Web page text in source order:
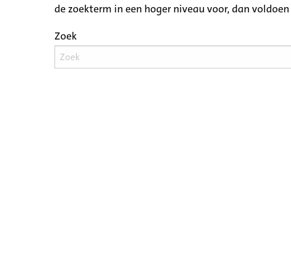
de zoekterm in een hoger niveau voor, dan
Zoek